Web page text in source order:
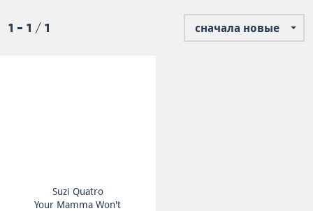
1 - 1 / 1 сначала новые
Suzi Quatro
Your Mamma Won't